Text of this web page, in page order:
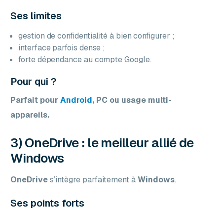
Ses limites
gestion de confidentialité à bien configurer ;
interface parfois dense ;
forte dépendance au compte Google.
Pour qui ?
Parfait pourAndroid, PC ou usage multi-
appareils.
3) OneDrive : le meilleur allié de
Windows
OneDrives’intègre parfaitement àWindows.
Ses points forts